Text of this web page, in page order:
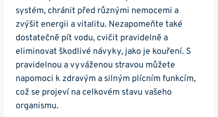
systém,⁤ chránit⁤ před různými ⁢nemocemi a
zvýšit⁤ energii ⁢a⁤ vitalitu.​ Nezapomeňte také
dostatečně ​pít vodu, cvičit⁢ pravidelně ​a
eliminovat škodlivé návyky,‍ jako je kouření. S
pravidelnou a vyváženou ‌stravou​ můžete
‌napomoci k‌ zdravým⁢ a silným plícním funkcím,
což se projeví⁣ na celkovém stavu ‍vašeho⁤
organismu.